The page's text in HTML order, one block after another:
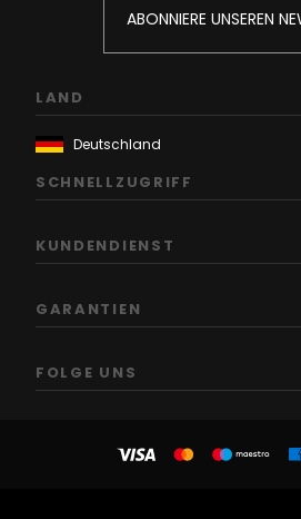
ABONNIERE UNSEREN
LAND
SCHNELLZUGRIFF
KUNDENDIENST
GARANTIEN
FOLGE UNS